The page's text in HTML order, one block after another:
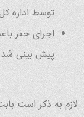
توسط اداره
اجرای حفر
پیش بینی
لازم به ذکر است